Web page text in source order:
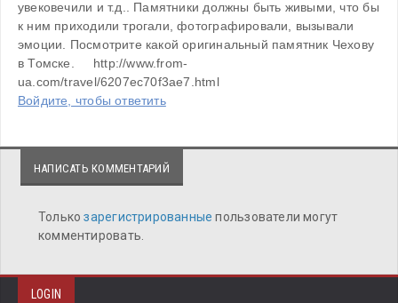
увековечили и т.д.. Памятники должны быть живыми, что бы
к ним приходили трогали, фотографировали, вызывали
эмоции. Посмотрите какой оригинальный памятник Чехову
в Томске.     http://www.from-
ua.com/travel/6207ec70f3ae7.html
Войдите, чтобы ответить
НАПИСАТЬ КОММЕНТАРИЙ
Толькозарегистрированныепользователи могут
комментировать.
LOGIN